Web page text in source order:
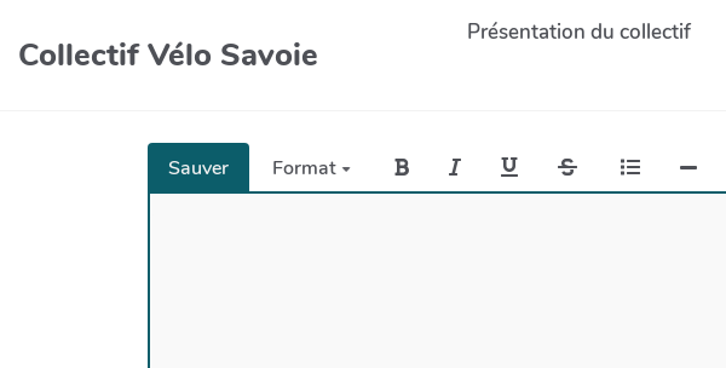
Collectif Vélo Savoie
Présentation du collectif
Sauver Format